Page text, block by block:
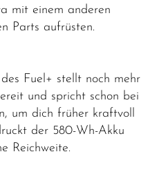
mit einem anderen
Parts aufrüsten.
Fuel+ stellt noch mehr
und spricht schon bei
um dich früher kraftvoll
der 580-Wh-Akku
Reichweite.